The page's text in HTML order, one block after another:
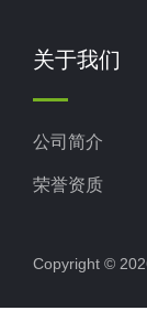
关于我们
公司简介
荣誉资质
Copyright ©